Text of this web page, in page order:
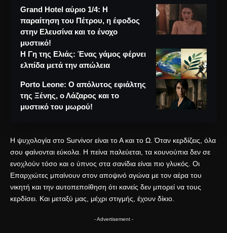
Grand Hotel αύριο 1/4: Η
παραίτηση του Πέτρου, η έφοδος
στην Ελευσίνα και το ένοχο
μυστικό!
Η Γη της Ελιάς: Ένας γάμος φέρνει
ελπίδα μετά την απώλεια
Porto Leone: Ο απόλυτος εφιάλτης
της Ξένης, ο Λάζαρος και το
μυστικό του μωρού!
Η ψυχολογία στο Survivor είναι το Α και το Ω. Όταν κερδίζεις, όλα
σου φαίνονται εύκολα. Η πείνα παλεύεται, τα κουνούπια δεν σε
ενοχλούν τόσο και ο ύπνος στα σανίδια είναι πιο γλυκός. Οι
Επαρχιώτες μπαίνουν στον αποψινό αγώνα με τον αέρα του
νικητή και την αυτοπεποίθηση ότι κανείς δεν μπορεί να τους
κερδίσει. Και μεταξύ μας, μέχρι στιγμής, έχουν δίκιο.
- Advertisement -